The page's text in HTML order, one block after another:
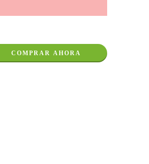
COMPRAR AHORA